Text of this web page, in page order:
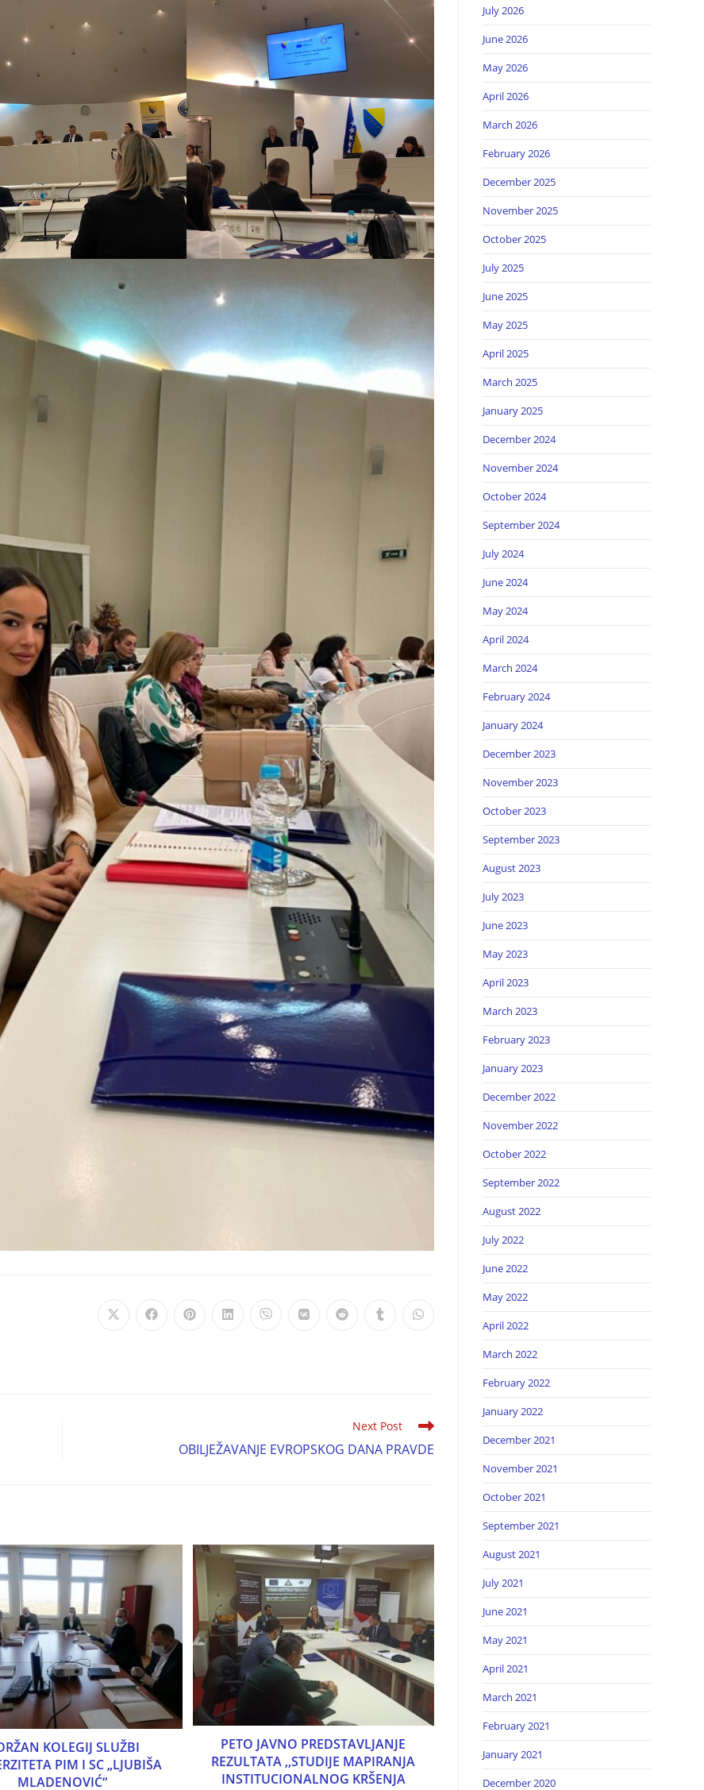
Next Post
OBILJEŽAVANJE EVROPSKOG DANA PRAVDE
KOLEGIJ SLUŽBI
PIM I SC „LJUBIŠA
MLADENOVIĆ“
PETO JAVNO PREDSTAVLJANJE
REZULTATA ,,STUDIJE MAPIRANJA
INSTITUCIONALNOG KRŠENJA
July 2026
June 2026
May 2026
April 2026
March 2026
February 2026
December 2025
November 2025
October 2025
July 2025
June 2025
May 2025
April 2025
March 2025
January 2025
December 2024
November 2024
October 2024
September 2024
July 2024
June 2024
May 2024
April 2024
March 2024
February 2024
January 2024
December 2023
November 2023
October 2023
September 2023
August 2023
July 2023
June 2023
May 2023
April 2023
March 2023
February 2023
January 2023
December 2022
November 2022
October 2022
September 2022
August 2022
July 2022
June 2022
May 2022
April 2022
March 2022
February 2022
January 2022
December 2021
November 2021
October 2021
September 2021
August 2021
July 2021
June 2021
May 2021
April 2021
March 2021
February 2021
January 2021
December 2020